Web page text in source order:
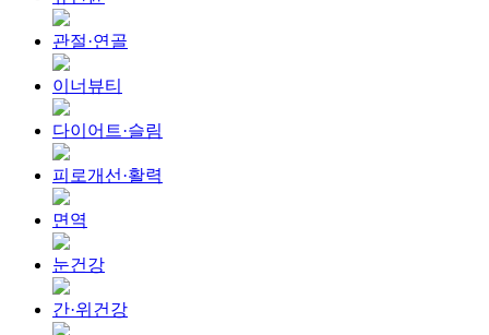
관절·연골
이너뷰티
다이어트·슬림
피로개선·활력
면역
눈건강
간·위건강